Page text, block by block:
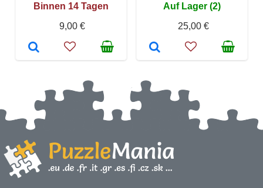
Binnen 14 Tagen
9,00 €
Auf Lager (2)
25,00 €